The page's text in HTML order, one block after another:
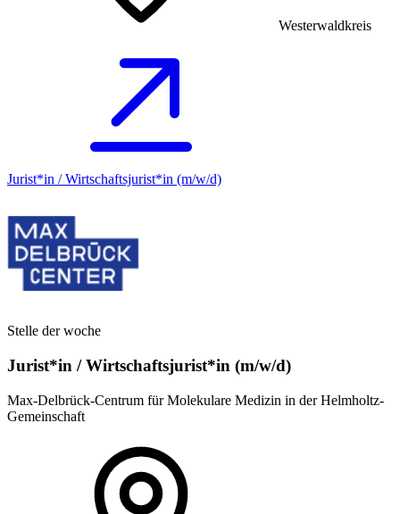
Westerwaldkreis
Jurist*in / Wirtschafts­jurist*in (m/w/d)
Stelle der woche
Jurist*in / Wirtschafts­jurist*in (m/w/d)
Max-Delbrück-Centrum für Molekulare Medizin in der Helmholtz-
Gemeinschaft